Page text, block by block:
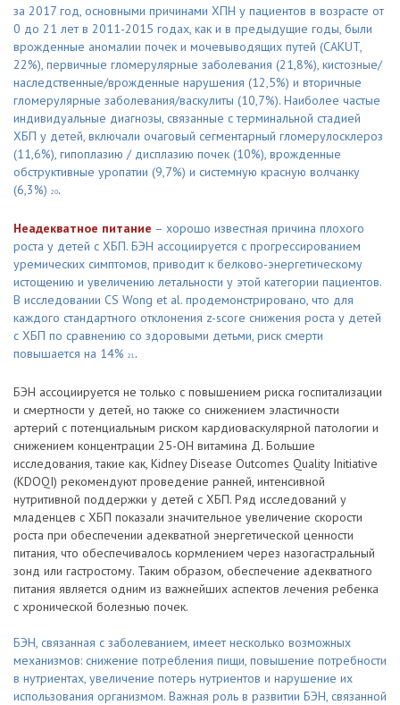
за 2017 год, основными причинами ХПН у пациентов в возрасте от
0 до 21 лет в 2011-2015 годах, как и в предыдущие годы, были
врожденные аномалии почек и мочевыводящих путей (CAKUT,
22%), первичные гломерулярные заболевания (21,8%), кистозные/
наследственные/врожденные нарушения (12,5%) и вторичные
гломерулярные заболевания/васкулиты (10,7%). Наиболее частые
индивидуальные диагнозы, связанные с терминальной стадией
ХБП у детей, включали очаговый сегментарный гломерулосклероз
(11,6%), гипоплазию / дисплазию почек (10%), врожденные
обструктивные уропатии (9,7%) и системную красную волчанку
(6,3%) 20.
Неадекватное питание – хорошо известная причина плохого
роста у детей с ХБП. БЭН ассоциируется с прогрессированием
уремических симптомов, приводит к белково-энергетическому
истощению и увеличению летальности у этой категории пациентов.
В исследовании CS Wong et al. продемонстрировано, что для
каждого стандартного отклонения z-score снижения роста у детей
с ХБП по сравнению со здоровыми детьми, риск смерти
повышается на 14% 21 .
БЭН ассоциируется не только с повышением риска госпитализации
и смертности у детей, но также со снижением эластичности
артерий с потенциальным риском кардиоваскулярной патологии и
снижением концентрации 25-ОН витамина Д. Большие
исследования, такие как, Kidney Disease Outcomes Quality Initiative
(KDOQI) рекомендуют проведение ранней, интенсивной
нутритивной поддержки у детей с ХБП. Ряд исследований у
младенцев с ХБП показали значительное увеличение скорости
роста при обеспечении адекватной энергетической ценности
питания, что обеспечивалось кормлением через назогастральный
зонд или гастростому. Таким образом, обеспечение адекватного
питания является одним из важнейших аспектов лечения ребенка
с хронической болезнью почек.
БЭН, связанная с заболеванием, имеет несколько возможных
механизмов: снижение потребления пищи, повышение потребности
в нутриентах, увеличение потерь нутриентов и нарушение их
использования организмом. Важная роль в развитии БЭН, связанной